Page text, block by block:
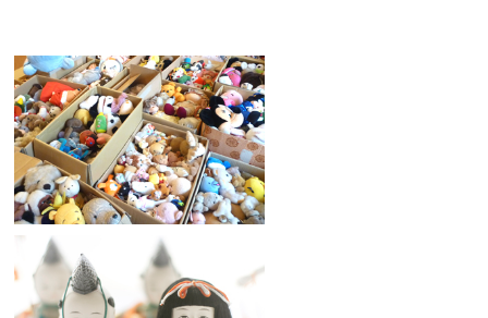
・第74回人形供養祭(令和6年12月4日(水))
・第73回人形供養祭(令和6年10月17日(木))
・第72回人形供養祭(令和6年9月9日(月))
・第71回人形供養祭(令和6年8月1日(木))
・第70回人形供養祭(令和6年6月21日(金))
・第69回人形供養祭(令和6年5月9日(木) )
・第68回人形供養祭(令和6年3月22日(金))
・第67回人形供養祭(令和6年1月31日(水))